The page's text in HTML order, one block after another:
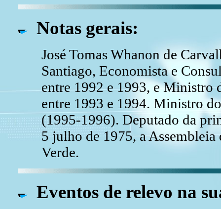
Notas gerais:
José Tomas Whanon de
Santiago, Economista e
entre 1992 e 1993, e Ministro
entre 1993 e 1994. Ministro
(1995-1996). Deputado da
5 julho de 1975, a
Verde.
Eventos de relevo na